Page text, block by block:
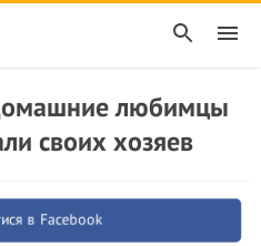
любимцы
своих хозяев
в Facebook